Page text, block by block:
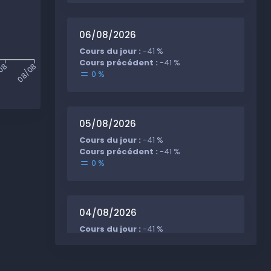
08/08
06/08/2026
Cours du jour :-41 %
Cours précédent :-41 %
0 %
05/08/2026
Cours du jour :-41 %
Cours précédent :-41 %
0 %
04/08/2026
Cours du jour :-41 %